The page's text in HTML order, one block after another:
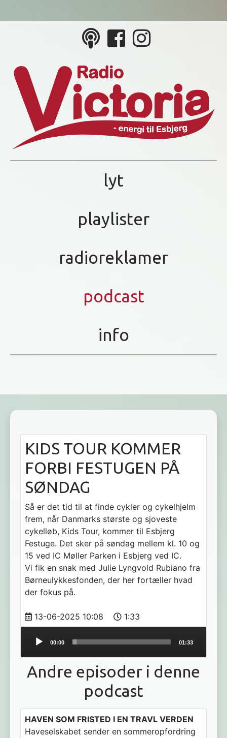
lyt
playlister
radioreklamer
podcast
info
KIDS TOUR KOMMER
FORBI FESTUGEN PÅ
SØNDAG
Så er det tid til at finde cykler og cykelhjelm
frem, når Danmarks største og sjoveste
cykelløb, Kids Tour, kommer til Esbjerg
Festuge. Det sker på søndag mellem kl. 10 og
15 ved IC Møller Parken i Esbjerg ved IC.
Vi fik en snak med Julie Lyngvold Rubiano fra
Børneulykkesfonden, der her fortæller hvad
der fokus på.
13-06-2025 10:08 1:33
Audio
00:00 01:33
Andre episoder i denne
podcast
HAVEN SOM FRISTED I EN TRAVL VERDEN
Haveselskabet sender en sommeropfordring